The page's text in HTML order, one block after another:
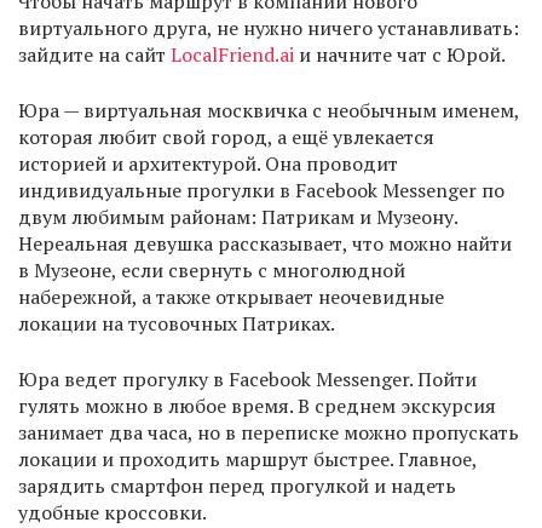
виртуального друга, не нужно ничего устанавливать:
зайдите на сайт LocalFriend.ai и начните чат с Юрой.
Юра — виртуальная москвичка с необычным именем,
которая любит свой город, а ещё увлекается
историей и архитектурой. Она проводит
индивидуальные прогулки в Facebook Messenger по
двум любимым районам: Патрикам и Музеону.
Нереальная девушка рассказывает, что можно найти
в Музеоне, если свернуть с многолюдной
набережной, а также открывает неочевидные
локации на тусовочных Патриках.
Юра ведет прогулку в Facebook Messenger. Пойти
гулять можно в любое время. В среднем экскурсия
занимает два часа, но в переписке можно пропускать
локации и проходить маршрут быстрее. Главное,
зарядить смартфон перед прогулкой и надеть
удобные кроссовки.